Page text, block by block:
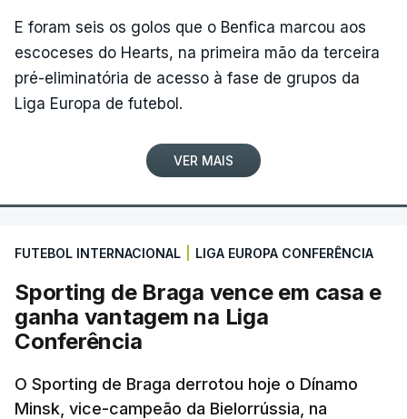
E foram seis os golos que o Benfica marcou aos
escoceses do Hearts, na primeira mão da terceira
pré-eliminatória de acesso à fase de grupos da
Liga Europa de futebol.
VER MAIS
FUTEBOL INTERNACIONAL LIGA EUROPA CONFERÊNCIA
Sporting de Braga vence em casa e
ganha vantagem na Liga
Conferência
O Sporting de Braga derrotou hoje o Dínamo
Minsk, vice-campeão da Bielorrússia, na